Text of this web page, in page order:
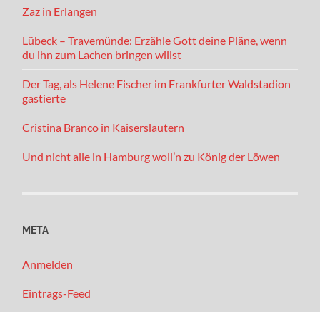
Zaz in Erlangen
Lübeck – Travemünde: Erzähle Gott deine Pläne, wenn
du ihn zum Lachen bringen willst
Der Tag, als Helene Fischer im Frankfurter Waldstadion
gastierte
Cristina Branco in Kaiserslautern
Und nicht alle in Hamburg woll’n zu König der Löwen
META
Anmelden
Eintrags-Feed